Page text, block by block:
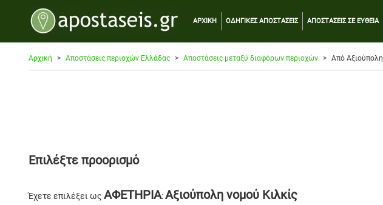
ΑΡΧΙΚΗ ΟΔΗΓΙΚΕΣ ΑΠΟΣΤΑΣΕΙΣ ΑΠΟΣΤΑΣΕΙΣ ΣΕ ΕΥΘΕΙΑ
Αρχική Αποστάσεις περιοχών Ελλάδας Αποστάσεις μεταξύ διαφόρων περιοχών Από Αξιούπολη
Επιλέξτε προορισμό
Έχετε επιλέξει ως ΑΦΕΤΗΡΙΑ:Αξιούπολη νομού Κιλκίς